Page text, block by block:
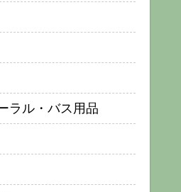
ラル・バス用品